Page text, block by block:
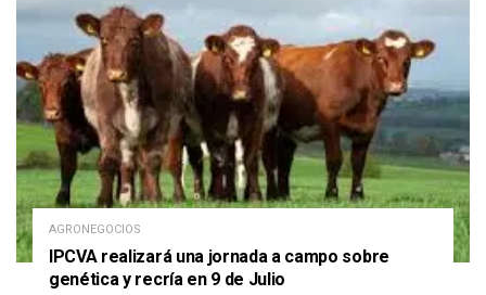
AGRONEGOCIOS
IPCVA realizará una jornada a campo sobre
genética y recría en 9 de Julio